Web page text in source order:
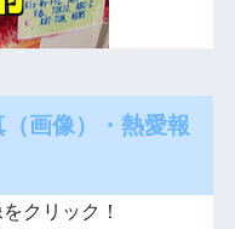
画像）・熱愛報
クリック！